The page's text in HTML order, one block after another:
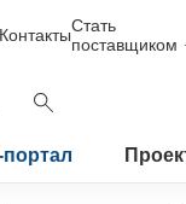
КонтактыСтать
поставщиком
портал